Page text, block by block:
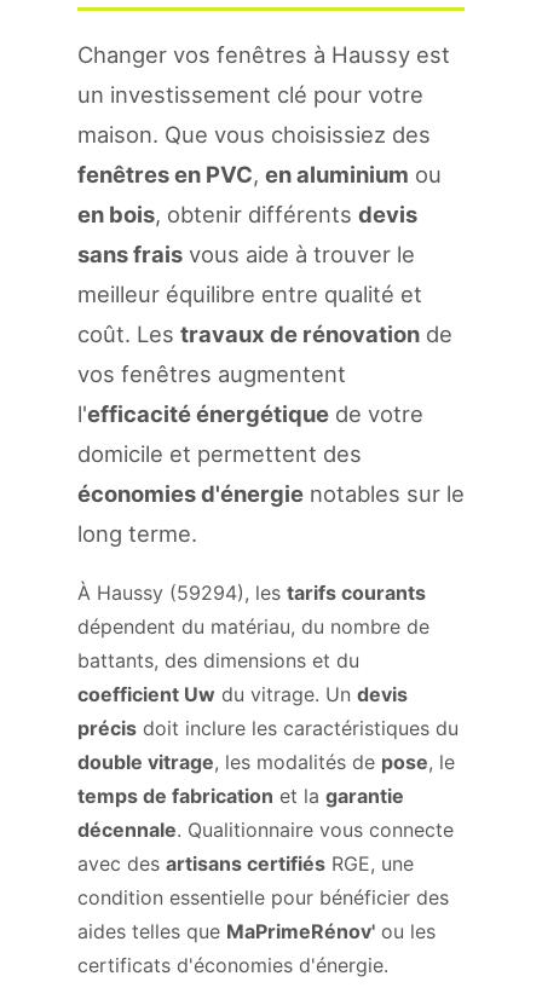
Changer vos fenêtres à Haussy est
un investissement clé pour votre
maison. Que vous choisissiez des
fenêtres en PVC, en aluminium ou
en bois, obtenir différents devis
sans frais vous aide à trouver le
meilleur équilibre entre qualité et
coût. Les travaux de rénovation de
vos fenêtres augmentent
l'efficacité énergétique de votre
domicile et permettent des
économies d'énergie notables sur le
long terme.
À Haussy (59294), les tarifs courants
dépendent du matériau, du nombre de
battants, des dimensions et du
coefficient Uw du vitrage. Un devis
précis doit inclure les caractéristiques du
double vitrage, les modalités de pose, le
temps de fabrication et la garantie
décennale. Qualitionnaire vous connecte
avec des artisans certifiés RGE, une
condition essentielle pour bénéficier des
aides telles que MaPrimeRénov' ou les
certificats d'économies d'énergie.